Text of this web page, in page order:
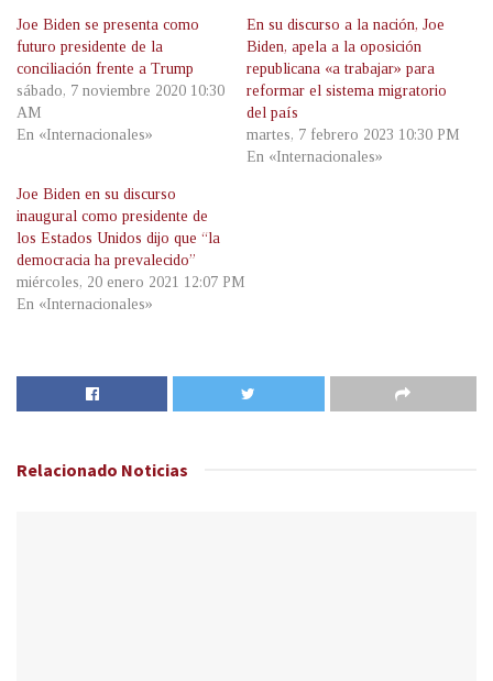
Joe Biden se presenta como
futuro presidente de la
conciliación frente a Trump
sábado, 7 noviembre 2020 10:30
AM
En «Internacionales»
En su discurso a la nación, Joe
Biden, apela a la oposición
republicana «a trabajar» para
reformar el sistema migratorio
del país
martes, 7 febrero 2023 10:30 PM
En «Internacionales»
Joe Biden en su discurso
inaugural como presidente de
los Estados Unidos dijo que “la
democracia ha prevalecido”
miércoles, 20 enero 2021 12:07 PM
En «Internacionales»
Relacionado Noticias